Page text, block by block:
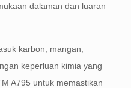
dalaman dan luaran
karbon, mangan,
keperluan kimia yang
A795 untuk memastikan